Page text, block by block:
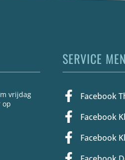
vrijdag
op
SERVICE
Facebook
Facebook
Facebook